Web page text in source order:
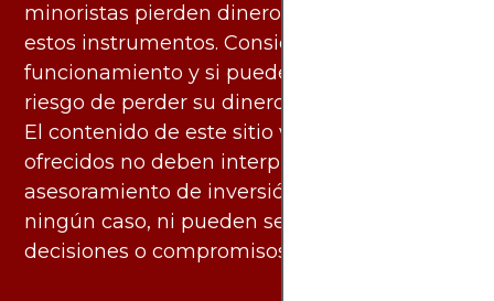
minoristas pierden dinero al negociar con
estos instrumentos. Considere si entiende su
funcionamiento y si puede asumir el alto
riesgo de perder su dinero.
El contenido de este sitio web y los servicios
ofrecidos no deben interpretarse como
asesoramiento de inversión ni financiero en
ningún caso, ni pueden servir de base para
decisiones o compromisos de ningún tipo.